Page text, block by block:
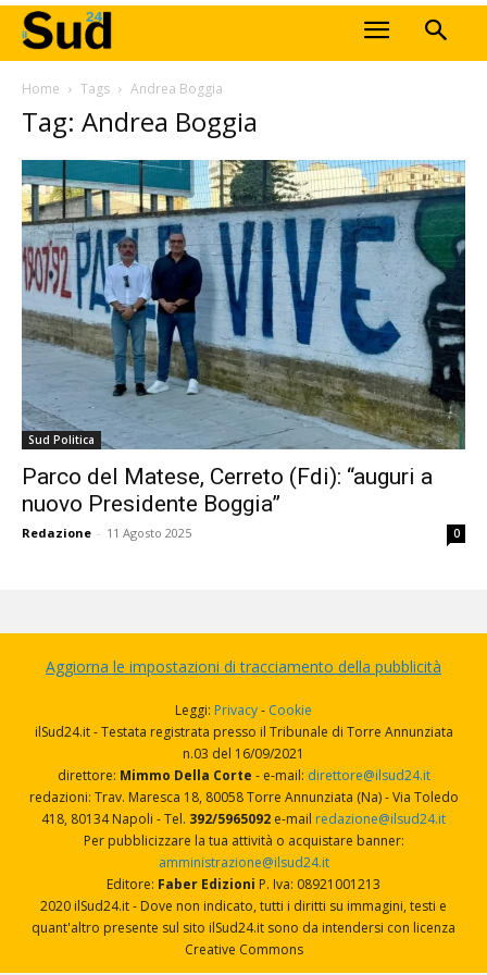
Home Tags Andrea Boggia
Tag: Andrea Boggia
Sud Politica
Parco del Matese, Cerreto (Fdi): “auguri a
nuovo Presidente Boggia”
Redazione - 11 Agosto 2025 0
Aggiorna le impostazioni di tracciamento della pubblicità
Leggi: Privacy- Cookie
ilSud24.it - Testata registrata presso il Tribunale di Torre Annunziata
n.03 del 16/09/2021
direttore: Mimmo Della Corte - e-mail: direttore@ilsud24.it
redazioni: Trav. Maresca 18, 80058 Torre Annunziata (Na) - Via Toledo
418, 80134 Napoli - Tel. 392/5965092 e-mail redazione@ilsud24.it
Per pubblicizzare la tua attività o acquistare banner:
amministrazione@ilsud24.it
Editore: Faber Edizioni P. Iva: 08921001213
2020 ilSud24.it - Dove non indicato, tutti i diritti su immagini, testi e
quant'altro presente sul sito ilSud24.it sono da intendersi con licenza
Creative Commons